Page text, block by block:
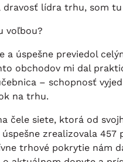
dravosť lídra trhu, som tu
voľbou?
a úspešne previedol
obchodov mi dal
– schopnosť
na trhu.
čele siete, ktorá od
zrealizovala 457
trhové pokrytie nám